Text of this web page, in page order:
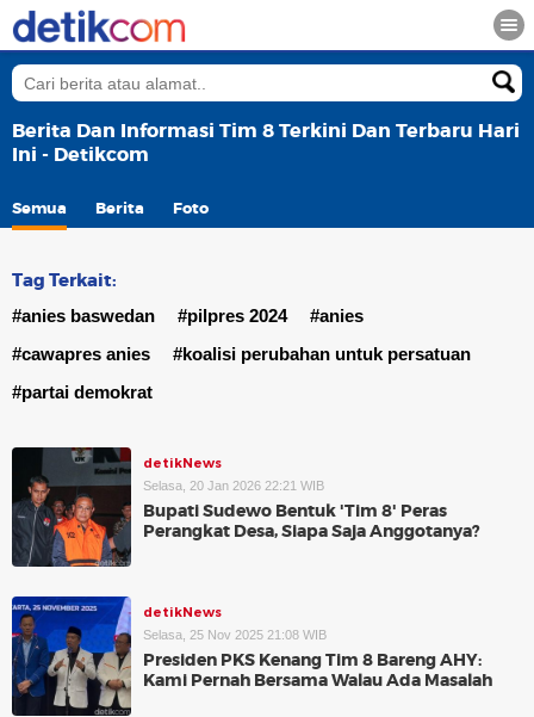
Berita Dan Informasi Tim 8 Terkini Dan Terbaru Hari
Ini - Detikcom
Semua Berita Foto
Tag Terkait:
#anies baswedan #pilpres 2024
#anies
#cawapres anies
#koalisi perubahan untuk persatuan
#partai demokrat
detikNews
Selasa, 20 Jan 2026 22:21 WIB
Bupati Sudewo Bentuk 'Tim 8' Peras
Perangkat Desa, Siapa Saja Anggotanya?
detikNews
Selasa, 25 Nov 2025 21:08 WIB
Presiden PKS Kenang Tim 8 Bareng AHY:
Kami Pernah Bersama Walau Ada Masalah